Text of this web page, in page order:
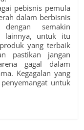
pebisnis pemula
dalam berbisnis
semakin
lainnya, untuk itu
yang terbaik
pastikan jangan
gagal dalam
Kegagalan yang
untuk